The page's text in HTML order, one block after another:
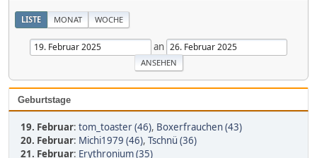
LISTE MONAT WOCHE
an
Geburtstage
19. Februar: tom_toaster (46), Boxerfrauchen (43)
20. Februar: Michi1979 (46), Tschnü (36)
21. Februar: Erythronium (35)